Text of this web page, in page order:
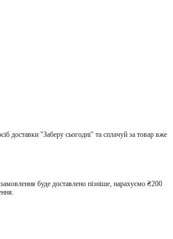
доставки "Заберу сьогодні" та сплачуй за товар вже
буде доставлено пізніше, нарахуємо ₴200